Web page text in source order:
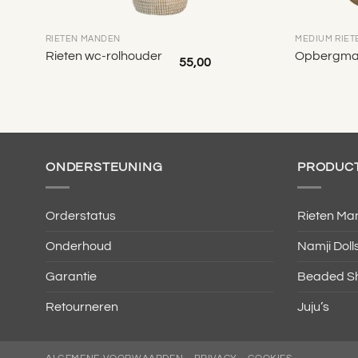
RIETEN MANDEN
Rieten wc-rolhouder
55,00
MEDIUM
ONDERSTEUNING
Orderstatus
Onderhoud
Garantie
Retourneren
Rieten
Namji
Beaded
Juju’s